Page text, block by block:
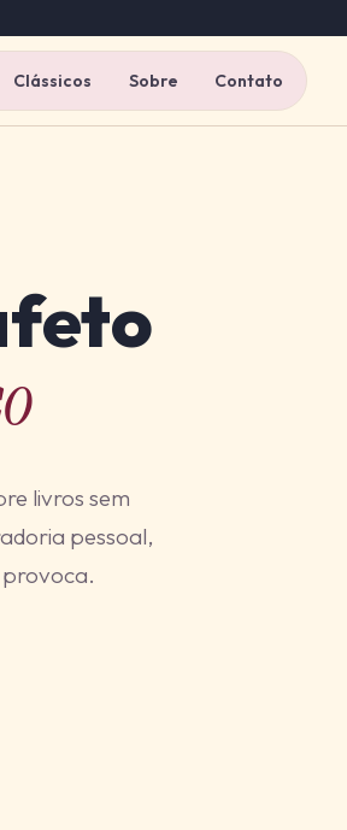
Clássicos Sobre Contato
livros sem
pessoal,
provoca.